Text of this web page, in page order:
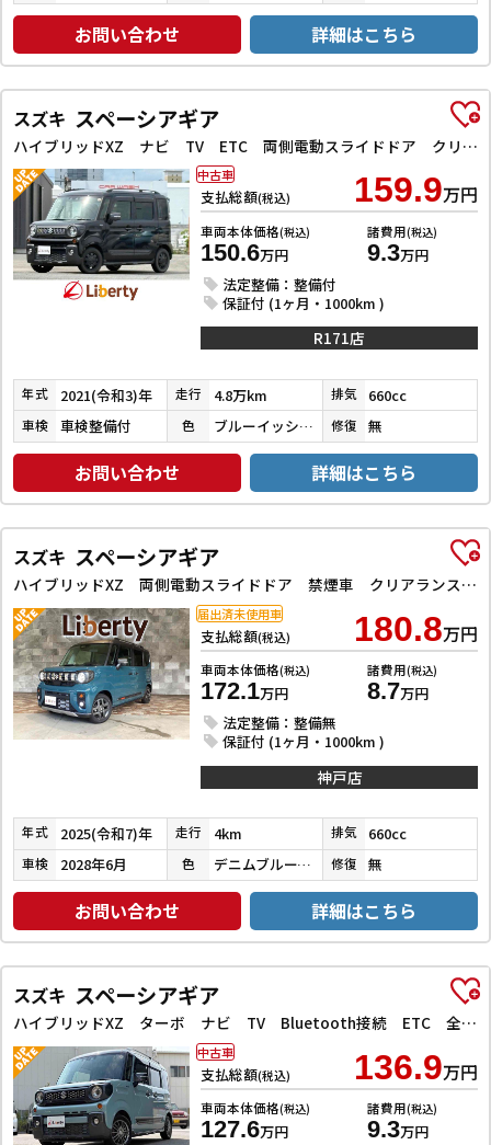
お問い合わせ 詳細はこちら
スズキ スペーシアギア
ハイブリッドXZ ナビ TV ETC 両側電動スライドドア クリアランスソナー オートクルーズコントロール オートライト スマートキー アイドリングストップ 電動格納ミラー
支払総額(税込) 159.9万円
車両本体価格(税込)
150.6万円
諸費用(税込)
9.3万円
法定整備：整備付
保証付 (1ヶ月・1000km )
中古車
R171店
年式 2021(令和3)年 走行 4.8万km 排気 660cc
車検 車検整備付 色 ブルーイッシュブラックパール３ 修復 無
お問い合わせ 詳細はこちら
スズキ スペーシアギア
ハイブリッドXZ 両側電動スライドドア 禁煙車 クリアランスソナー オートクルーズコントロール レーンアシスト オートライト スマートキー アイドリングストップ 電動格納ミラー シートヒーター CVT オットマン
支払総額(税込) 180.8万円
車両本体価格(税込)
172.1万円
諸費用(税込)
8.7万円
法定整備：整備無
保証付 (1ヶ月・1000km )
届出済未使用車
神戸店
年式 2025(令和7)年 走行 4km 排気 660cc
車検 2028年6月 色 デニムブルーメタリック／ミネラルグ 修復 無
お問い合わせ 詳細はこちら
スズキ スペーシアギア
ハイブリッドXZ ターボ ナビ TV Bluetooth接続 ETC 全周囲カメラ 両側電動スライドドア クリアランスソナー オートクルーズコントロール レーンアシスト 衝突被害軽減システム オートライト スマートキー
支払総額(税込) 136.9万円
車両本体価格(税込)
127.6万円
諸費用(税込)
9.3万円
中古車